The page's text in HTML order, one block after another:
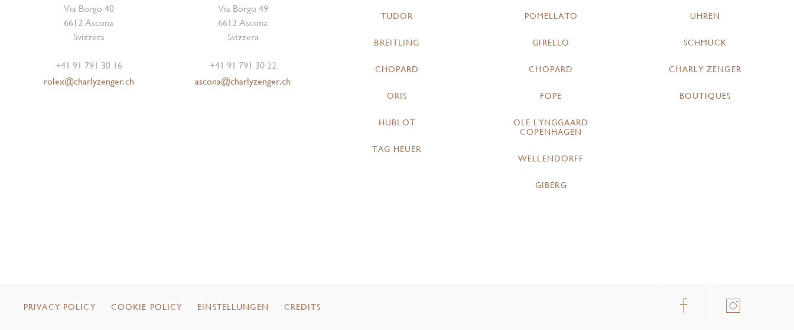
Via Borgo 40
6612 Ascona
Svizzera
+41 91 791 30 16
rolex@charlyzenger.ch
Via Borgo 49
6612 Ascona
Svizzera
+41 91 791 30 22
ascona@charlyzenger.ch
TUDOR
BREITLING
CHOPARD
ORIS
HUBLOT
TAG HEUER
POMELLATO
GIRELLO
CHOPARD
FOPE
OLE LYNGGAARD
COPENHAGEN
WELLENDORFF
GIBERG
UHREN
SCHMUCK
CHARLY ZENGER
BOUTIQUES
PRIVACY POLICY COOKIE POLICY EINSTELLUNGEN CREDITS